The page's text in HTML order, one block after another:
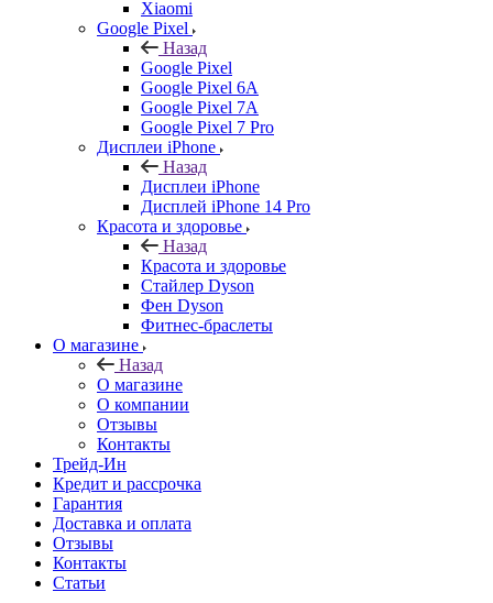
Xiaomi
Google Pixel
Назад
Google Pixel
Google Pixel 6A
Google Pixel 7А
Google Pixel 7 Pro
Дисплеи iPhone
Назад
Дисплеи iPhone
Дисплей iPhone 14 Pro
Красота и здоровье
Назад
Красота и здоровье
Стайлер Dyson
Фен Dyson
Фитнес-браслеты
О магазине
Назад
О магазине
О компании
Отзывы
Контакты
Трейд-Ин
Кредит и рассрочка
Гарантия
Доставка и оплата
Отзывы
Контакты
Статьи